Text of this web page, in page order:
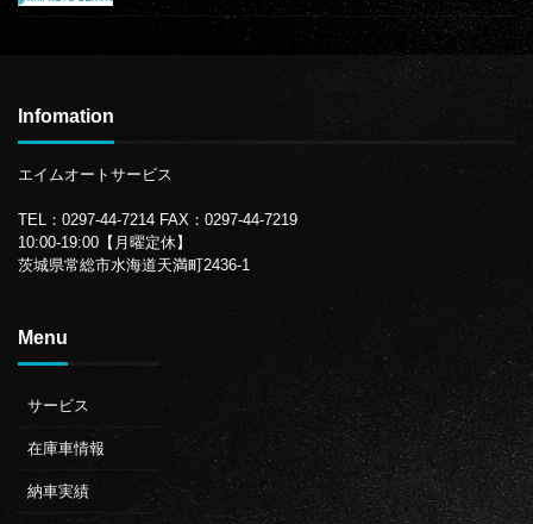
Infomation
エイムオートサービス
TEL：0297-44-7214 FAX：0297-44-7219
10:00-19:00【月曜定休】
茨城県常総市水海道天満町2436-1
Menu
サービス
在庫車情報
納車実績